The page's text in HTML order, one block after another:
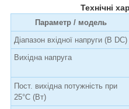
Технічні
Параметр / модель
Діапазон вхідної напруги (В DC)
Вихідна напруга
Пост. вихідна потужність при
25°C (Вт)